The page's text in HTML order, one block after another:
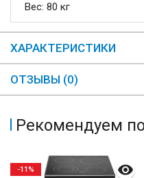
Вес: 80 кг
ХАРАКТЕРИСТИКИ
ОТЗЫВЫ (0)
Рекомендуем
-11%